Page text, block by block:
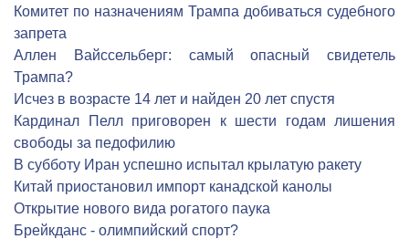
Комитет по назначениям Трампа добиваться судебного
запрета
Аллен Вайссельберг: самый опасный свидетель
Трампа?
Исчез в возрасте 14 лет и найден 20 лет спустя
Кардинал Пелл приговорен к шести годам лишения
свободы за педофилию
В субботу Иран успешно испытал крылатую ракету
Китай приостановил импорт канадской канолы
Открытие нового вида рогатого паука
Брейкданс - олимпийский спорт?